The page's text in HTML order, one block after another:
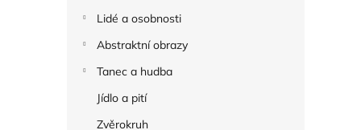
Lidé a osobnosti
Abstraktní obrazy
Tanec a hudba
Jídlo a pití
Zvěrokruh